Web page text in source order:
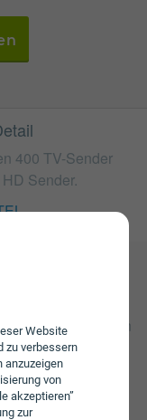
Website
zu verbessern
anzuzeigen
von
akzeptieren”
zur
400 TV-Sender
Sender.
Gebühren von